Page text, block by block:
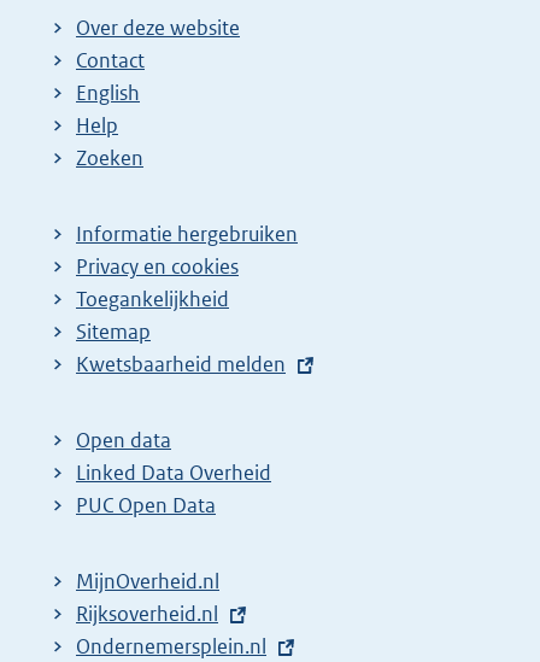
Over deze website
Contact
English
Help
Zoeken
Informatie hergebruiken
Privacy en cookies
Toegankelijkheid
Sitemap
E
t
e
r
l
i
n
Kwetsbaarheid melden
Open data
Linked Data Overheid
PUC Open Data
MijnOverheid.nl
E
x
Rijksoverheid.nl
E
Ondernemersplein.nl